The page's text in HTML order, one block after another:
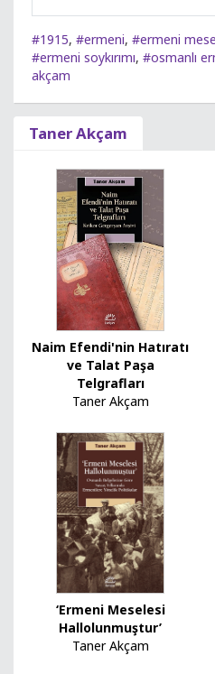
#1915, #ermeni, #ermeni
#ermeni soykırımı, #osmanlı
akçam
Taner Akçam
Naim Efendi'nin Hatıratı
ve Talat Paşa
Telgrafları
Taner Akçam
‘Ermeni Meselesi
Hallolunmuştur’
Taner Akçam